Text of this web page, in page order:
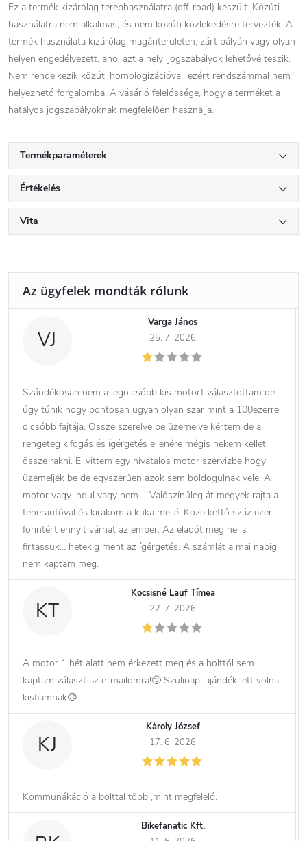
Ez a termék kizárólag terephasználatra (off-road) készült. Közúti
használatra nem alkalmas, és nem közúti közlekedésre tervezték. A
termék használata kizárólag magánterületen, zárt pályán vagy olyan
helyen engedélyezett, ahol azt a helyi jogszabályok lehetővé teszik.
Nem rendelkezik közúti homologizációval, ezért rendszámmal nem
helyezhető forgalomba. A vásárló felelőssége, hogy a terméket a
hatályos jogszabályoknak megfelelően használja.
Termékparaméterek
Értékelés
Vita
VJ
Varga János
25. 7. 2026
Szándékosan nem a legolcsóbb kis motort választottam de
úgy tűnik hogy pontosan ugyan olyan szar mint a 100ezerrel
olcsóbb fajtája. Össze szerelve be üzemelve kértem de a
rengeteg kifogás és ígérgetés ellenére mégis nekem kellet
össze rakni. El vittem egy hivatalos motor szervizbe hogy
üzemeljék be de egyszerűen azok sem boldogulnak vele. A
motor vagy indul vagy nem…. Valószínűleg át megyek rajta a
teherautóval és kirakom a kuka mellé. Köze kettő száz ezer
forintért ennyit várhat az ember. Az eladót meg ne is
firtassuk… hetekig ment az ígérgetés. A számlát a mai napig
nem kaptam meg.
KT
Kocsisné Lauf Tímea
22. 7. 2026
A motor 1 hét alatt nem érkezett meg és a bolttól sem
kaptam választ az e-mailomra!🙄 Szülinapi ajándék lett volna
kisfiamnak😞
KJ
Kàroly József
17. 6. 2026
Kommunákáció a bolttal több ,mint megfelelő.
Bikefanatic Kft.